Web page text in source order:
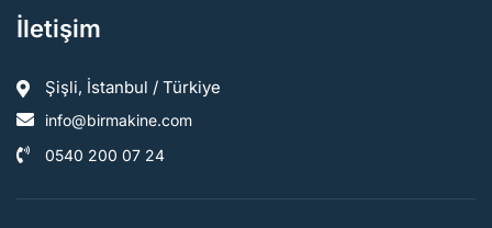
İletişim
Şişli, İstanbul / Türkiye
info@birmakine.com
0540 200 07 24